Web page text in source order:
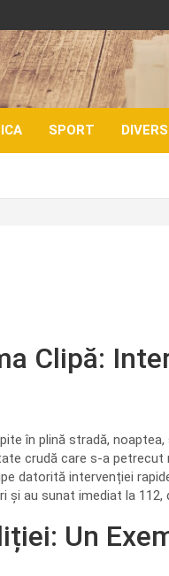
SPORT
Clipă:
în plină stradă,
crudă care s-a petrecut
datorită intervenției
și au sunat imediat la
Un